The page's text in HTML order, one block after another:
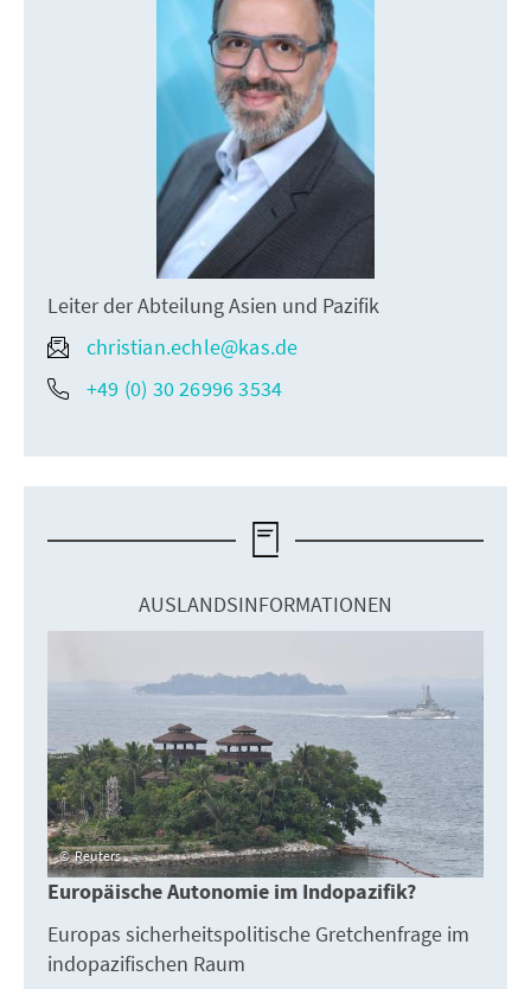
Leiter der Abteilung Asien und Pazifik
christian.echle@kas.de
+49 (0) 30 26996 3534
AUSLANDSINFORMATIONEN
Reuters
Europäische Autonomie im Indopazifik?
Europas sicherheitspolitische Gretchenfrage im
indopazifischen Raum